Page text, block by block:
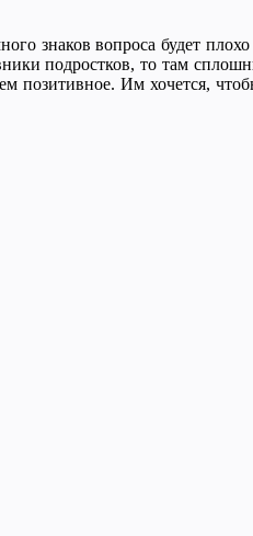
знаков вопроса будет плохо
подростков, то там
позитивное. Им хочется,